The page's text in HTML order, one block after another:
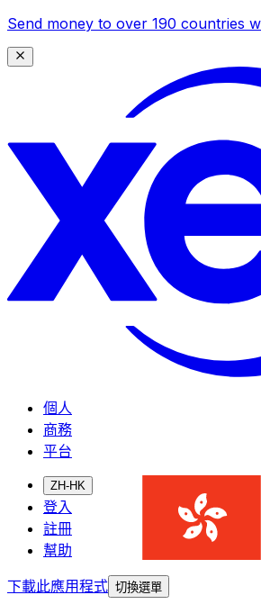
Send money to over 190 countries
個人
商務
平台
ZH-HK
登入
註冊
幫助
下載此應用程式 切換選單